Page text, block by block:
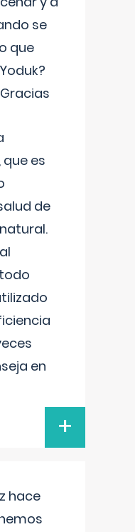
se
que
es
de
en
+
hace